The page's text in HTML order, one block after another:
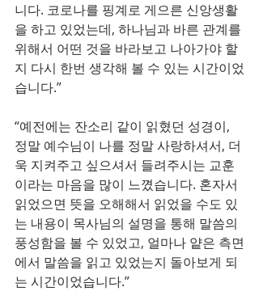
니다. 코로나를 핑계로 게으른 신앙생활
을 하고 있었는데, 하나님과 바른 관계를
위해서 어떤 것을 바라보고 나아가야 할
지 다시 한번 생각해 볼 수 있는 시간이었
습니다.”
“예전에는 잔소리 같이 읽혔던 성경이,
정말 예수님이 나를 정말 사랑하셔서, 더
욱 지켜주고 싶으셔서 들려주시는 교훈
이라는 마음을 많이 느꼈습니다. 혼자서
읽었으면 뜻을 오해해서 읽었을 수도 있
는 내용이 목사님의 설명을 통해 말씀의
풍성함을 볼 수 있었고, 얼마나 얕은 측면
에서 말씀을 읽고 있었는지 돌아보게 되
는 시간이었습니다.”